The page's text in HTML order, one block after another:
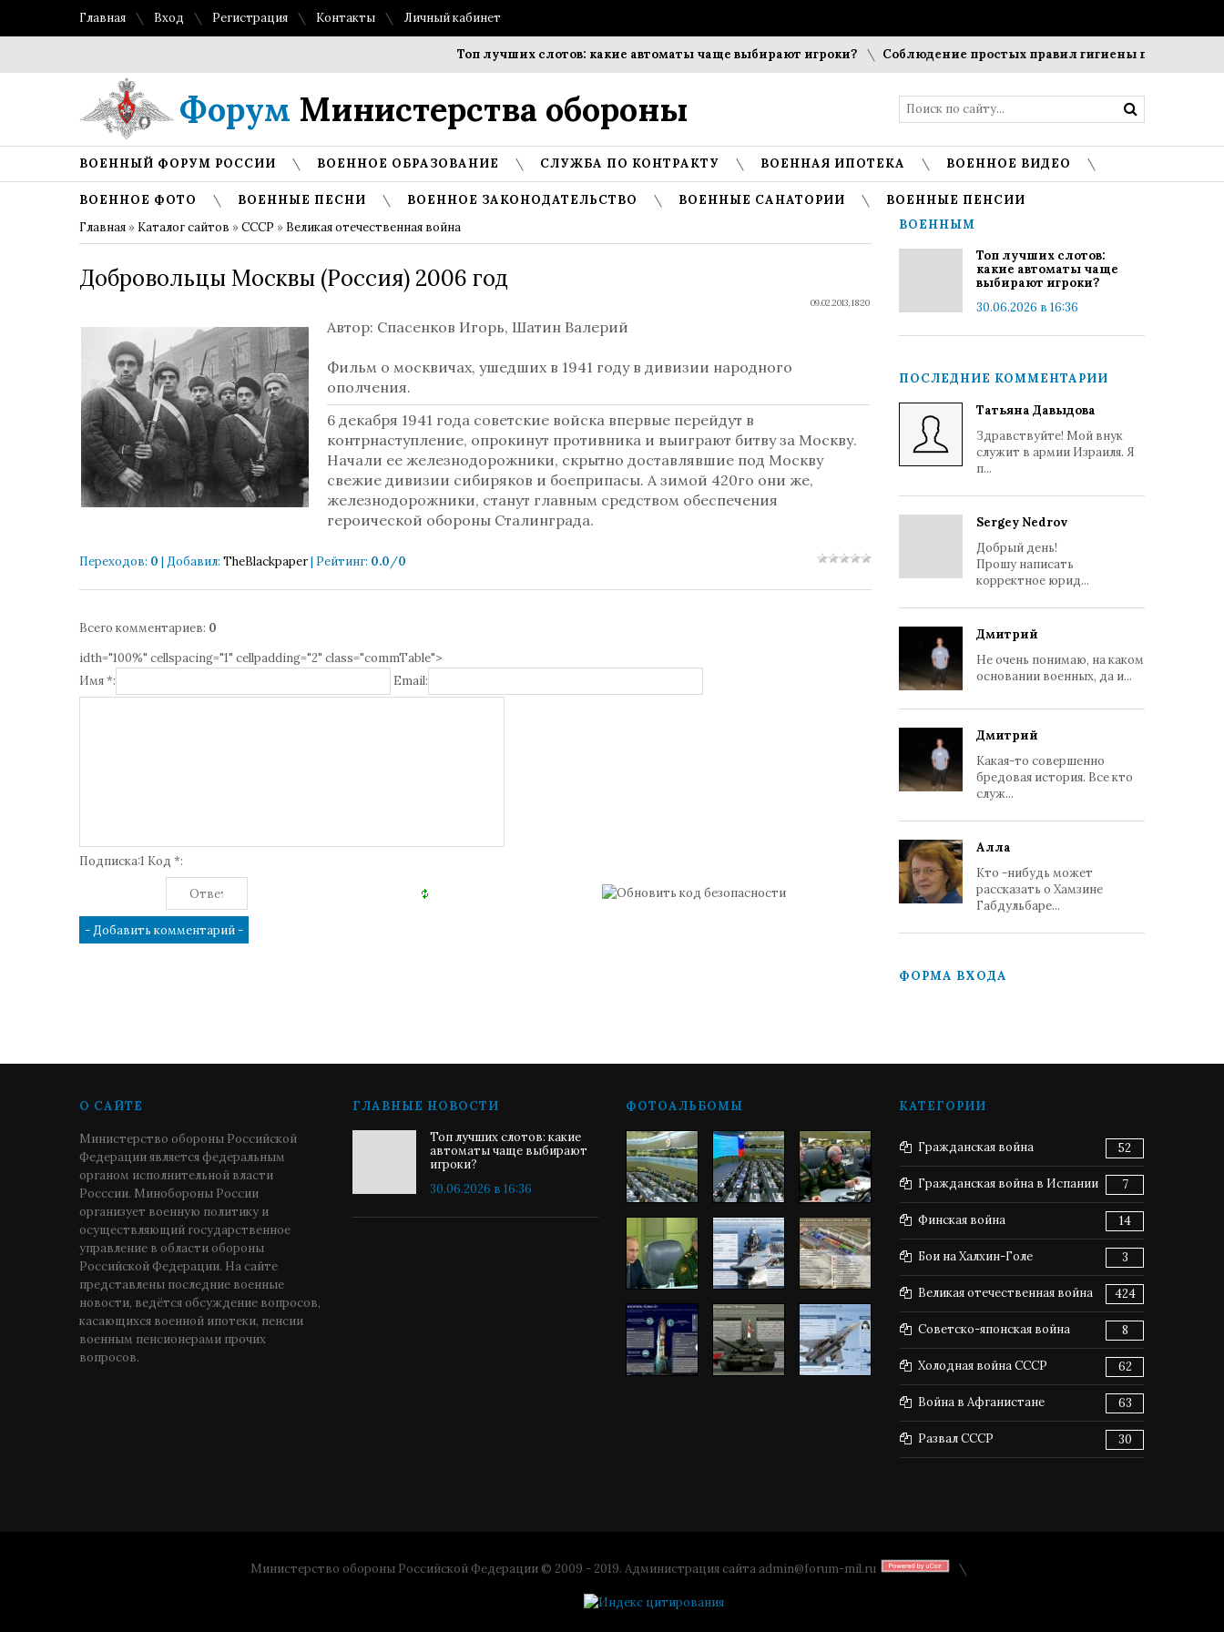
Главная Вход Регистрация Контакты Личный кабинет
Топ лучших слотов: какие автоматы чаще выбирают игроки? Соблюдение простых правил гигиены помогает
Форум Министерства обороны
ВОЕННЫЙ ФОРУМ РОССИИ ВОЕННОЕ ОБРАЗОВАНИЕ СЛУЖБА ПО КОНТРАКТУ ВОЕННАЯ ИПОТЕКА ВОЕННОЕ ВИДЕО
ВОЕННОЕ ФОТО ВОЕННЫЕ ПЕСНИ ВОЕННОЕ ЗАКОНОДАТЕЛЬСТВО ВОЕННЫЕ САНАТОРИИ
ВОЕННЫЕ ПЕНСИИ
Главная » Каталог сайтов »СССР » Великая отечественная война
Добровольцы Москвы (Россия) 2006 год
09.02.2013, 18:20
Автор: Спасенков Игорь, Шатин Валерий
Фильм о москвичах, ушедших в 1941 году в дивизии народного
ополчения.
6 декабря 1941 года советские войска впервые перейдут в
контрнаступление, опрокинут противника и выиграют битву за Москву.
Начали ее железнодорожники, скрытно доставлявшие под Москву
свежие дивизии сибиряков и боеприпасы. А зимой 420го они же,
железнодорожники, станут главным средством обеспечения
героической обороны Сталинграда.
Переходов: 0 | Добавил: TheBlackpaper| Рейтинг: 0.0/0
Всего комментариев: 0
idth="100%" cellspacing="1" cellpadding="2" class="commTable">
Имя *:
Email:
Подписка:1 Код *:
ВОЕННЫМ
Топ лучших слотов:
какие автоматы чаще
выбирают игроки?
30.06.2026 в 16:36
ПОСЛЕДНИЕ КОММЕНТАРИИ
Татьяна Давыдова
Здравствуйте! Мой внук
служит в армии Израиля. Я
п...
Sergey Nedrov
Добрый день!
Прошу написать
корректное юрид...
Дмитрий
Не очень понимаю, на каком
основании военных, да и...
Дмитрий
Какая-то совершенно
бредовая история. Все кто
служ...
Алла
Кто -нибудь может
рассказать о Хамзине
Габдульбаре...
ФОРМА ВХОДА
О САЙТЕ
Министерство обороны Российской
Федерации является федеральным
органом исполнительной власти
Росссии. Минобороны России
организует военную политику и
осуществляющий государственное
управление в области обороны
Российской Федерации. На сайте
представлены последние военные
новости, ведётся обсуждение вопросов,
касающихся военной ипотеки, пенсии
военным пенсионерами прочих
вопросов.
ГЛАВНЫЕ НОВОСТИ
Топ лучших слотов: какие
автоматы чаще выбирают
игроки?
30.06.2026 в 16:36
ФОТОАЛЬБОМЫ КАТЕГОРИИ
Гражданская война 52
Гражданская война в Испании 7
Финская война 14
Бои на Халхин-Голе 3
Великая отечественная война 424
Советско-японская война 8
Холодная война СССР 62
Война в Афганистане 63
Развал СССР 30
Министерство обороны Российской Федерации © 2009 - 2019. Администрация сайта admin@forum-mil.ru